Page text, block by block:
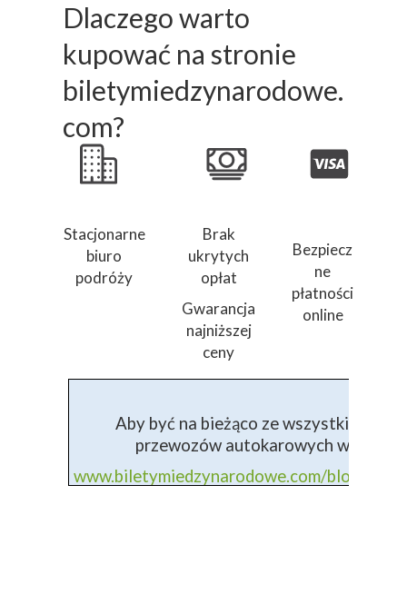
Bezpiecz
ne
płatności
online
Brak
ukrytych
opłat
Gwarancja
najniższej
ceny
Stacjonarne
biuro
podróży
Dlaczego warto
kupować na stronie
biletymiedzynarodowe.
com?
Aby być na bieżąco ze wszystkimi
przewozów autokarowych wejdź na
www.biletymiedzynarodowe.com/